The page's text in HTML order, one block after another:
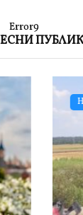
Error9